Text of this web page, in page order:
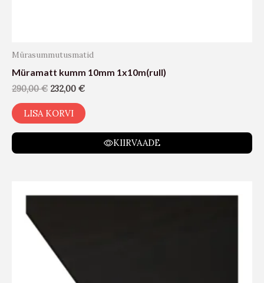
Mürasummutusmatid
Müramatt kumm 10mm 1x10m(rull)
290,00€ 232,00 €
LISA KORVI
KIIRVAADE